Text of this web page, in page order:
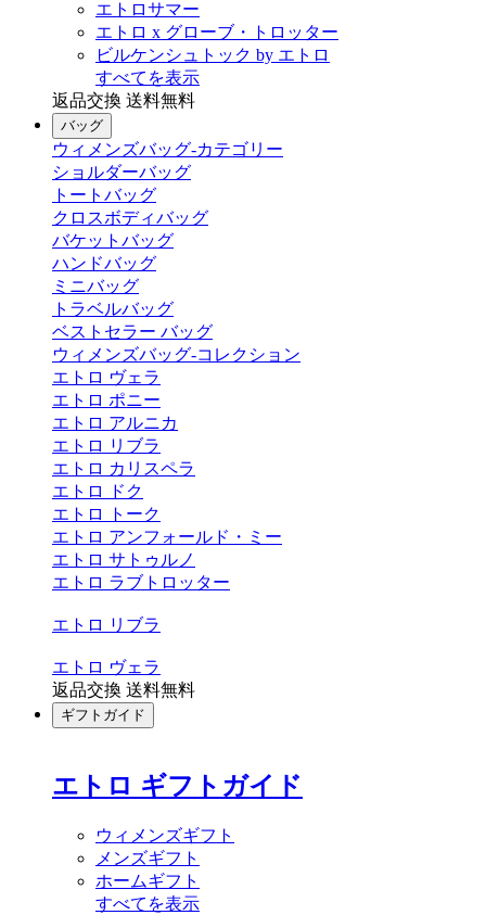
エトロサマー
エトロ x グローブ・トロッター
ビルケンシュトック by エトロ
すべてを表示
返品交換 送料無料
バッグ
ウィメンズバッグ-カテゴリー
ショルダーバッグ
トートバッグ
クロスボディバッグ
バケットバッグ
ハンドバッグ
ミニバッグ
トラベルバッグ
ベストセラー バッグ
ウィメンズバッグ-コレクション
エトロ ヴェラ
エトロ ポニー
エトロ アルニカ
エトロ リブラ
エトロ カリスペラ
エトロ ドク
エトロ トーク
エトロ アンフォールド・ミー
エトロ サトゥルノ
エトロ ラブトロッター
エトロ リブラ
エトロ ヴェラ
返品交換 送料無料
ギフトガイド
エトロ ギフトガイド
ウィメンズギフト
メンズギフト
ホームギフト
すべてを表示